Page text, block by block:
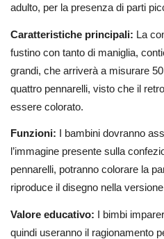
adulto, per la presenza di parti
Caratteristiche principali: La
fustino con tanto di maniglia,
grandi, che arriverà a misurare
quattro pennarelli, visto che il
essere colorato.
Funzioni: I bambini dovranno
l’immagine presente sulla
pennarelli, potranno colorare la
riproduce il disegno nella
Valore educativo: I bimbi
quindi useranno il ragionamento